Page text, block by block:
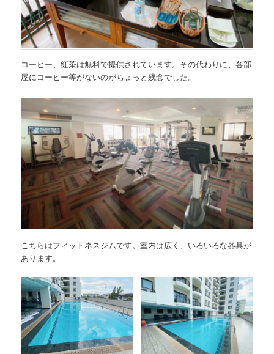
コーヒー、紅茶は無料で提供されています。その代わりに、各部
屋にコーヒー等がないのがちょっと残念でした。
こちらはフィットネスジムです。室内は広く、いろいろな器具が
あります。